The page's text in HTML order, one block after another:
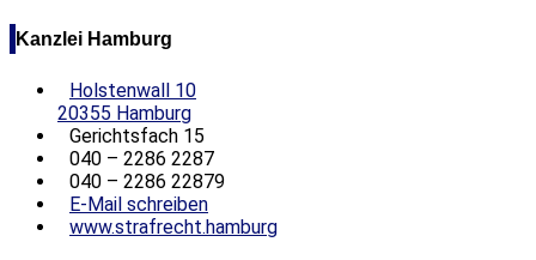
Kanzlei Hamburg
Holstenwall 10
20355 Hamburg
Gerichtsfach 15
040 – 2286 2287
040 – 2286 22879
E-Mail schreiben
www.strafrecht.hamburg